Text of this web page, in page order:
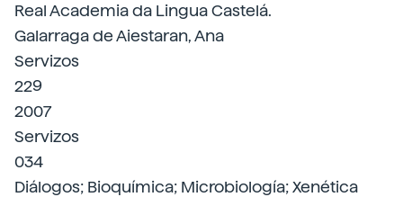
Real Academia da Lingua Castelá.
Galarraga de Aiestaran, Ana
Servizos
229
2007
Servizos
034
Diálogos; Bioquímica; Microbiología; Xenética